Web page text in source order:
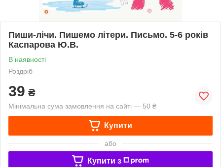
Пиши-лічи. Пишемо літери. Письмо. 5-6 років
Каспарова Ю.В.
В наявності
Роздріб
39 ₴
Мінімальна сума замовлення на сайті — 50 ₴
Купити
або
Купити з